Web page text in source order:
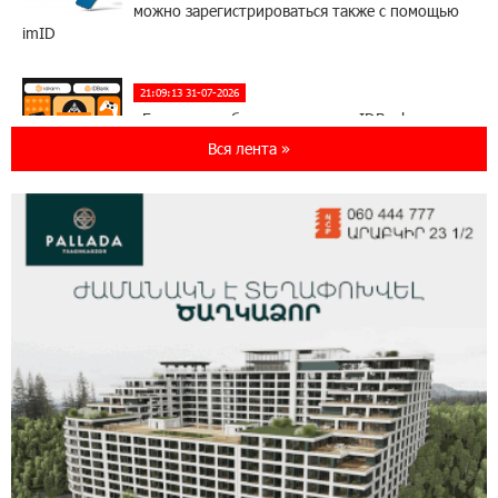
можно зарегистрироваться также с помощью
imID
21:09:13 31-07-2026
«Бесплатные бонусы в играх»: IDBank
предупреждает о кибератаках на школьников
ЕАЭС со временем будет расширяться. Когда-
будет уже поздно
Если Израиль использует тему Геноцида
армян против Эрдогана, то что для него
значит сам Геноцид?
17:16:14 30-07-2026
ВТБ (Армения): вклад «Стабильный» — до
Вся лента »